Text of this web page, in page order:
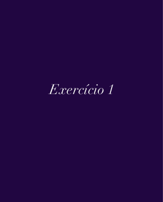
Exercício 1